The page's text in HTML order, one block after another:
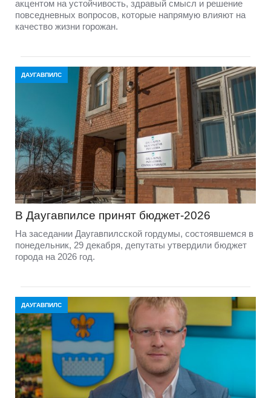
акцентом на устойчивость, здравый смысл и решение
повседневных вопросов, которые напрямую влияют на
качество жизни горожан.
ДАУГАВПИЛС
В Даугавпилсе принят бюджет-2026
На заседании Даугавпилсской гордумы, состоявшемся в
понедельник, 29 декабря, депутаты утвердили бюджет
города на 2026 год.
ДАУГАВПИЛС